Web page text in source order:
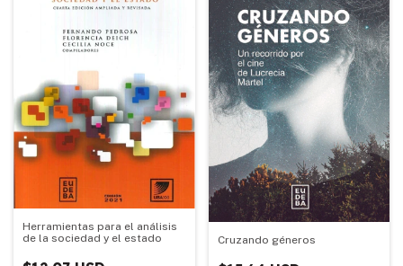
Herramientas para el análisis
de la sociedad y el estado
Cruzando géneros